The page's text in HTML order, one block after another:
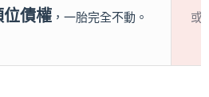
位債權，一胎完全不動。 或